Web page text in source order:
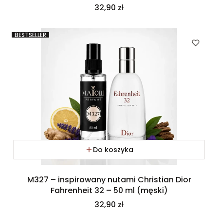
Cena
32,90 zł
BESTSELLER
Do koszyka
M327 – inspirowany nutami Christian Dior
Fahrenheit 32 – 50 ml (męski)
Cena
32,90 zł